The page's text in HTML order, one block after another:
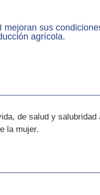
sus
agrícola.
de salud y
la mujer.